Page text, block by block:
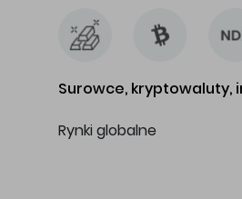
Surowce, kryptowaluty,
Rynki globalne